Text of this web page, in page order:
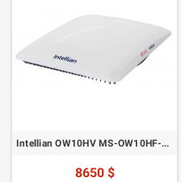
Intellian OW10HV MS-OW10HF-B Półdupleksowy terminal użytkownika OneWeb Compact Land Mobility
8650 $